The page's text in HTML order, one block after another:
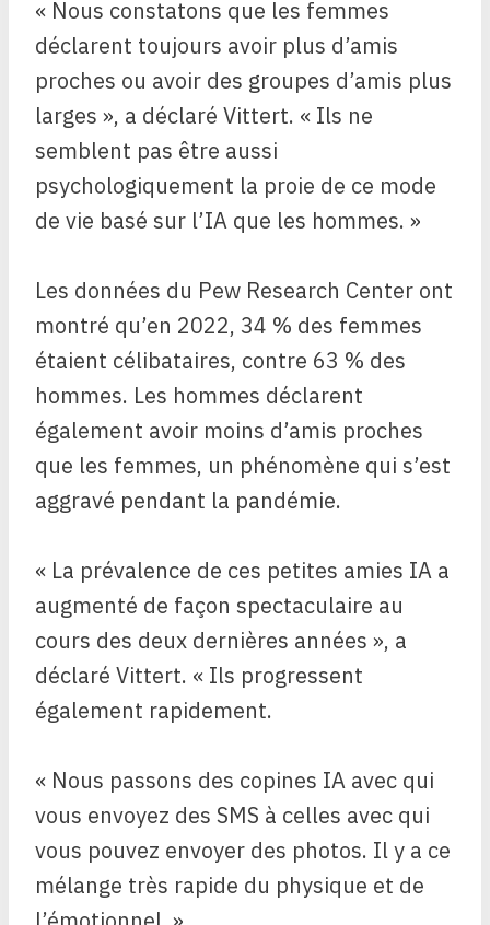
« Nous constatons que les femmes
déclarent toujours avoir plus d’amis
proches ou avoir des groupes d’amis plus
larges », a déclaré Vittert. « Ils ne
semblent pas être aussi
psychologiquement la proie de ce mode
de vie basé sur l’IA que les hommes. »
Les données du Pew Research Center ont
montré qu’en 2022, 34 % des femmes
étaient célibataires, contre 63 % des
hommes. Les hommes déclarent
également avoir moins d’amis proches
que les femmes, un phénomène qui s’est
aggravé pendant la pandémie.
« La prévalence de ces petites amies IA a
augmenté de façon spectaculaire au
cours des deux dernières années », a
déclaré Vittert. « Ils progressent
également rapidement.
« Nous passons des copines IA avec qui
vous envoyez des SMS à celles avec qui
vous pouvez envoyer des photos. Il y a ce
mélange très rapide du physique et de